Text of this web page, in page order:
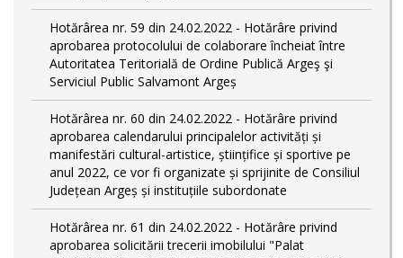
Hotărârea nr. 59 din 24.02.2022 - Hotărâre privind
aprobarea protocolului de colaborare încheiat între
Autoritatea Teritorială de Ordine Publică Argeş şi
Serviciul Public Salvamont Argeș
Hotărârea nr. 60 din 24.02.2022 - Hotărâre privind
aprobarea calendarului principalelor activități și
manifestări cultural-artistice, științifice și sportive pe
anul 2022, ce vor fi organizate și sprijinite de Consiliul
Județean Argeș și instituțiile subordonate
Hotărârea nr. 61 din 24.02.2022 - Hotărâre privind
aprobarea solicitării trecerii imobilului "Palat